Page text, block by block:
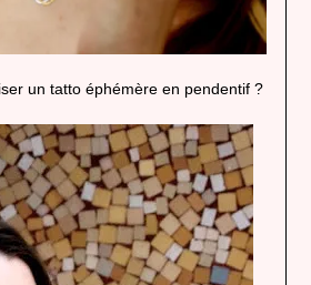
un tatto éphémère en pendentif ?